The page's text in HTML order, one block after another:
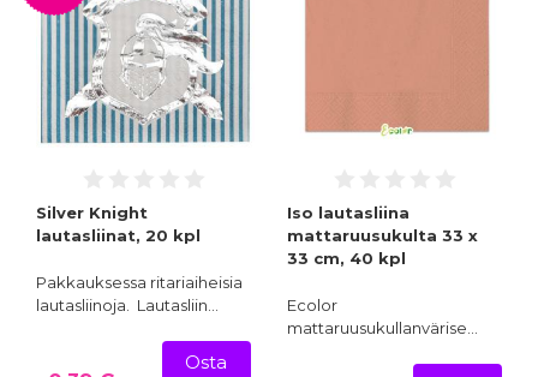
Silver Knight
lautasliinat, 20 kpl
Pakkauksessa ritariaiheisia
lautasliinoja. Lautasliin…
Osta
Iso lautasliina
mattaruusukulta 33 x
33 cm, 40 kpl
Ecolor
mattaruusukullanvärise…